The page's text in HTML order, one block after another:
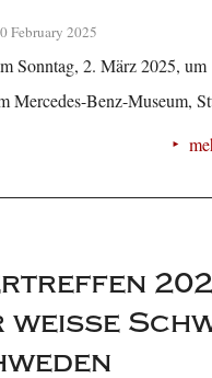
February 2025
Sonntag, 2. März 2025, um
Mercedes-Benz-Museum,
weiße